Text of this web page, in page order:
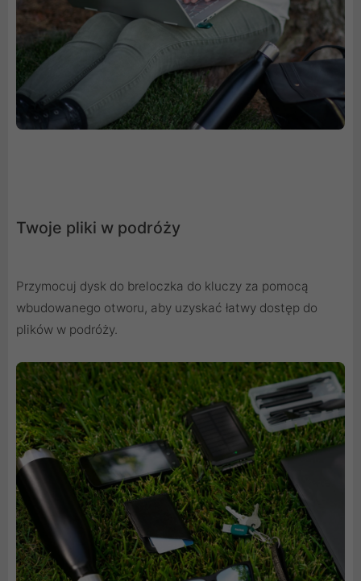
Twoje pliki w podróży
Przymocuj dysk do breloczka do kluczy za pomocą
wbudowanego otworu, aby uzyskać łatwy dostęp do
plików w podróży.